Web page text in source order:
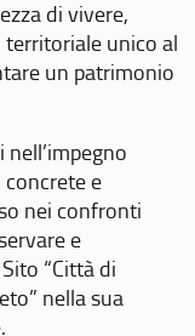
di vivere,
unico al
un patrimonio
e
nei confronti
e
“Città di
nella sua